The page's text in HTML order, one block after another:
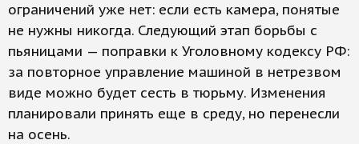
ограничений уже нет: если есть камера, понятые
не нужны никогда. Следующий этап борьбы с
пьяницами — поправки к Уголовному кодексу РФ:
за повторное управление машиной в нетрезвом
виде можно будет сесть в тюрьму. Изменения
планировали принять еще в среду, но перенесли
на осень.